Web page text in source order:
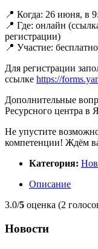
📍 Когда: 26 июня, в
📍 Где: онлайн
регистрации)
📍 Участие:
Для регистрации
ссылке https://
Дополнительные
Ресурсного центра в
Не упустите
компетенции! Ждём
Категория:
Описание
3.0/5 оценка (2
Новости